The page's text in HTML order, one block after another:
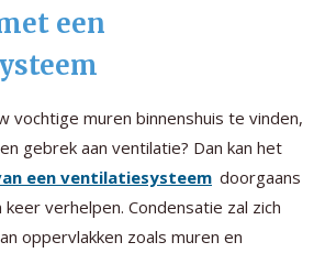
een
vochtige muren binnenshuis te vinden,
gebrek aan ventilatie? Dan kan het
een ventilatiesysteem doorgaans
verhelpen. Condensatie zal zich
oppervlakken zoals muren en